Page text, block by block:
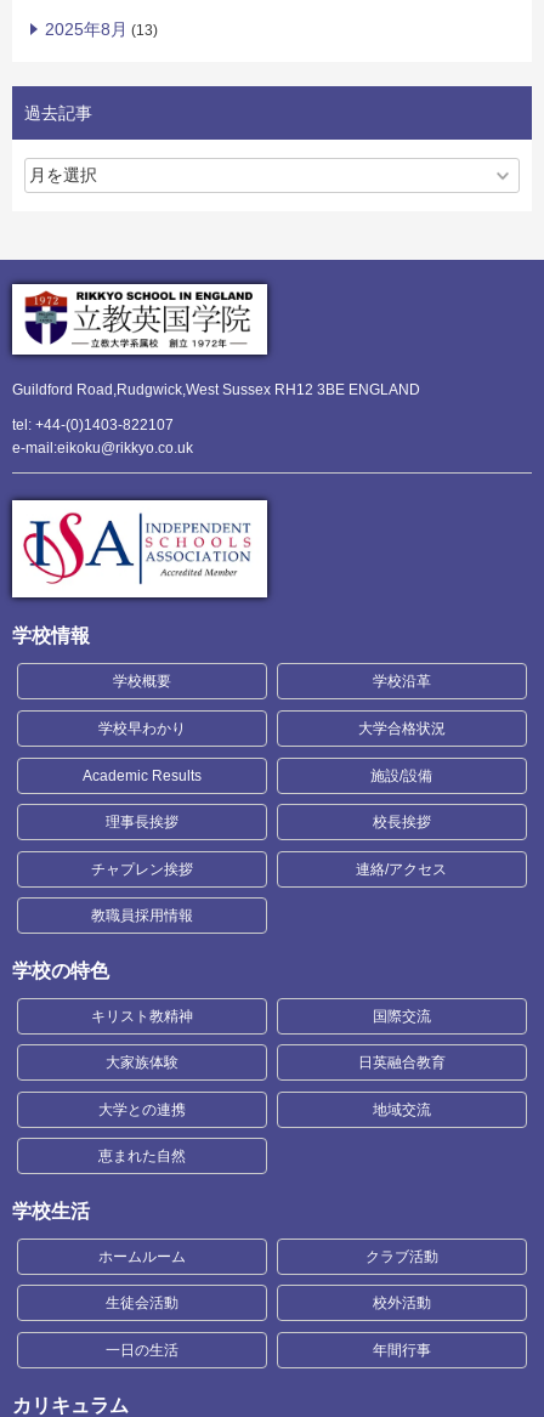
2025年8月 (13)
過去記事
Guildford Road,Rudgwick,West Sussex RH12 3BE ENGLAND
tel: +44-(0)1403-822107
e-mail:eikoku@rikkyo.co.uk
学校情報
学校概要 学校沿革
学校早わかり 大学合格状況
Academic Results 施設/設備
理事長挨拶 校長挨拶
チャプレン挨拶 連絡/アクセス
教職員採用情報
学校の特色
キリスト教精神 国際交流
大家族体験 日英融合教育
大学との連携 地域交流
恵まれた自然
学校生活
ホームルーム クラブ活動
生徒会活動 校外活動
一日の生活 年間行事
カリキュラム